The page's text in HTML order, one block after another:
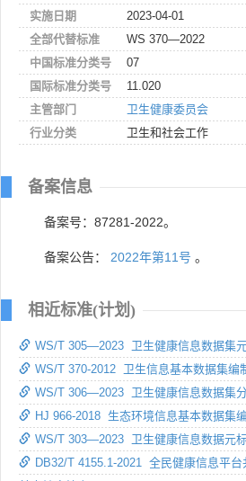
实施日期
2023-04-01
全部代替标准
WS 370—2022
中国标准分类号
07
国际标准分类号
11.020
主管部门
卫生健康委员会
行业分类
卫生和社会工作
备案信息
备案号：87281-2022。
备案公告： 2022年第11号 。
相近标准(计划)
WS/T 305—2023 卫生健康信息数据集
WS/T 370-2012 卫生信息基本数据集编
WS/T 306—2023 卫生健康信息数据集
HJ 966-2018 生态环境信息基本数据集
WS/T 303—2023 卫生健康信息数据元
DB32/T 4155.1-2021 全民健康信息平台